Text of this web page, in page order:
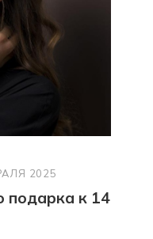
2025
подарка к 14